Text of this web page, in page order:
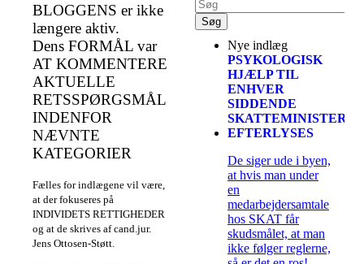
BLOGGENS er ikke
længere aktiv.
Dens FORMÅL var
AT KOMMENTERE
AKTUELLE
RETSSPØRGSMÅL
INDENFOR
NÆVNTE
KATEGORIER
Fælles for indlægene vil være,
at der fokuseres på
INDIVIDETS RETTIGHEDER
og at de skrives af cand.jur.
Jens Ottosen-Støtt.
Nye indlæg
PSYKOLOGISK
HJÆLP TIL
ENHVER
SIDDENDE
SKATTEMINISTER
EFTERLYSES
De siger ude i byen,
at hvis man under
en
medarbejdersamtale
hos SKAT får
skudsmålet, at man
ikke følger reglerne,